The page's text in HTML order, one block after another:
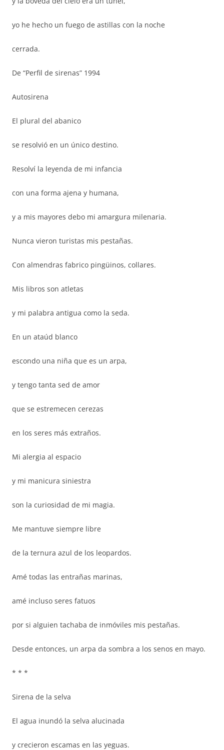
yo he hecho un fuego de astillas con la noche
cerrada.
De “Perfil de sirenas” 1994
Autosirena
El plural del abanico
se resolvió en un único destino.
Resolví la leyenda de mi infancia
con una forma ajena y humana,
y a mis mayores debo mi amargura milenaria.
Nunca vieron turistas mis pestañas.
Con almendras fabrico pingüinos, collares.
Mis libros son atletas
y mi palabra antigua como la seda.
En un ataúd blanco
escondo una niña que es un arpa,
y tengo tanta sed de amor
que se estremecen cerezas
en los seres más extraños.
Mi alergia al espacio
y mi manicura siniestra
son la curiosidad de mi magia.
Me mantuve siempre libre
de la ternura azul de los leopardos.
Amé todas las entrañas marinas,
amé incluso seres fatuos
por si alguien tachaba de inmóviles mis pestañas.
Desde entonces, un arpa da sombra a los senos en mayo.
* * *
Sirena de la selva
El agua inundó la selva alucinada
y crecieron escamas en las yeguas.